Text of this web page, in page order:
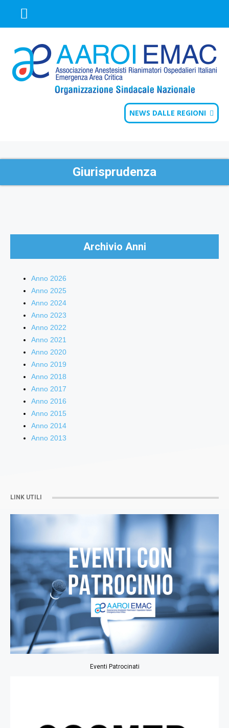
NEWS DALLE REGIONI
Giurisprudenza
Archivio Anni
Anno 2026
Anno 2025
Anno 2024
Anno 2023
Anno 2022
Anno 2021
Anno 2020
Anno 2019
Anno 2018
Anno 2017
Anno 2016
Anno 2015
Anno 2014
Anno 2013
LINK UTILI
Eventi Patrocinati